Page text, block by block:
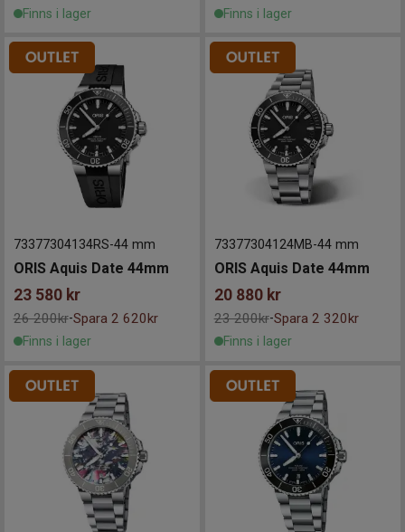
Finns i lager Finns i lager
73377304134RS-44 mm
ORIS Aquis Date 44mm
23 580 kr
26 200kr-Spara 2 620kr
Finns i lager
73377304124MB-44 mm
ORIS Aquis Date 44mm
20 880 kr
23 200kr-Spara 2 320kr
Finns i lager